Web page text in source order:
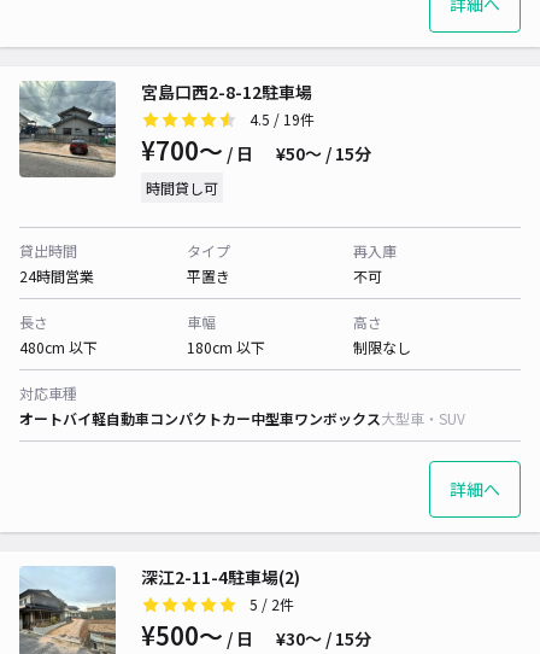
宮島口西2-8-12駐車場
4.5 / 19件
¥700〜 / 日 ¥50〜 / 15分
時間貸し可
貸出時間
24時間営業
タイプ
平置き
再入庫
不可
長さ
480cm 以下
車幅
180cm 以下
高さ
制限なし
対応車種
オートバイ軽自動車コンパクトカー中型車ワンボックス大型車・SUV
詳細へ
深江2-11-4駐車場(2)
5 / 2件
¥500〜 / 日 ¥30〜 / 15分